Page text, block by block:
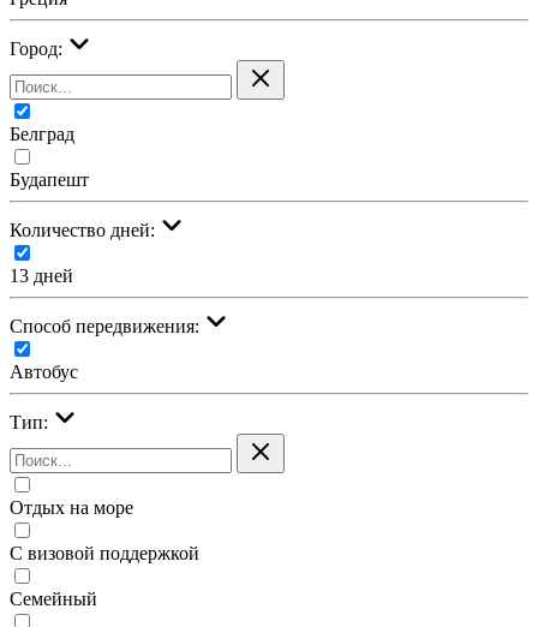
Город:
Белград
Будапешт
Количество дней:
13 дней
Cпособ передвижения:
Автобус
Тип:
Отдых на море
С визовой поддержкой
Семейный